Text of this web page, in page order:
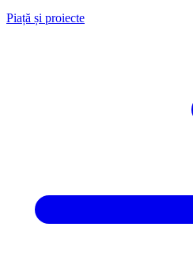
Piață și proiecte